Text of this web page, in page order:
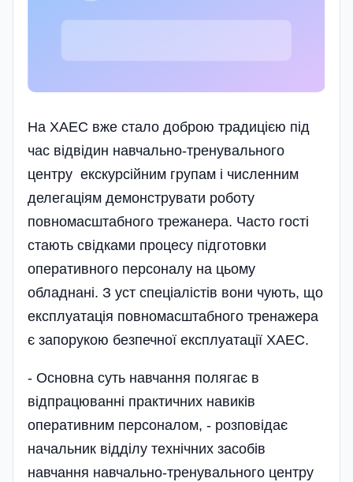
На ХАЕС вже стало доброю традицією під
час відвідин навчально-тренувального
центру екскурсійним групам і численним
делегаціям демонструвати роботу
повномасштабного трежанера. Часто гості
стають свідками процесу підготовки
оперативного персоналу на цьому
обладнані. З уст спеціалістів вони чують, що
експлуатація повномасштабного тренажера
є запорукою безпечної експлуатації ХАЕС.
- Основна суть навчання полягає в
відпрацюванні практичних навиків
оперативним персоналом, - розповідає
начальник відділу технічних засобів
навчання навчально-тренувального центру